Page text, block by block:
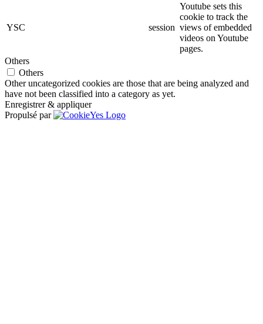
YSC session
Youtube sets this
cookie to track the
views of embedded
videos on Youtube
pages.
Others
Others
Other uncategorized cookies are those that are being analyzed and
have not been classified into a category as yet.
Enregistrer & appliquer
Propulsé par